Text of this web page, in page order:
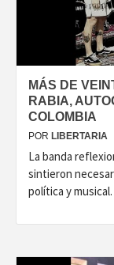
MÁS DE
RABIA,
COLOMBIA
POR LIBERTARIA
La banda
sintieron
política y musical.